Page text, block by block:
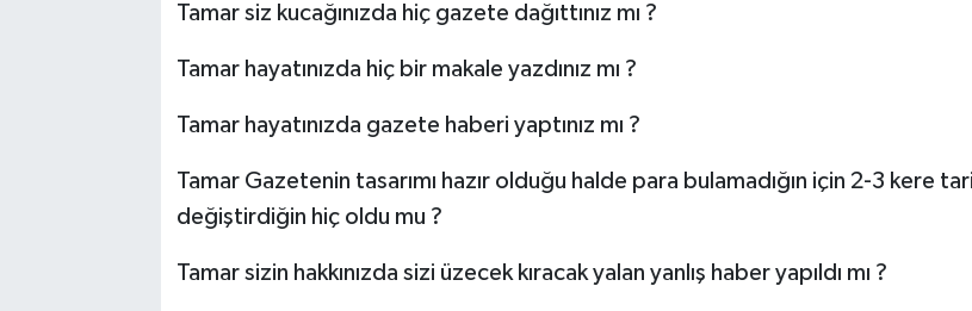
Tamar siz kucağınızda hiç gazete dağıttınız mı ?
Tamar hayatınızda hiç bir makale yazdınız mı ?
Tamar hayatınızda gazete haberi yaptınız mı ?
Tamar Gazetenin tasarımı hazır olduğu halde para bulamadığın için 2-3 kere
değiştirdiğin hiç oldu mu ?
Tamar sizin hakkınızda sizi üzecek kıracak yalan yanlış haber yapıldı mı ?